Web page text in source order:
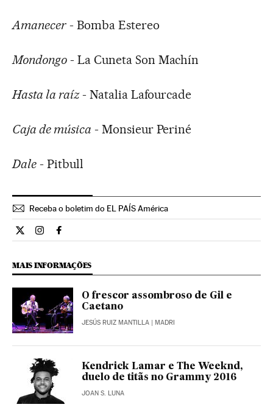
Amanecer- Bomba Estereo
Mondongo- La Cuneta Son Machín
Hasta la raíz- Natalia Lafourcade
Caja de música - Monsieur Periné
Dale- Pitbull
Receba o boletim do EL PAÍS América
Cultura El País Brasil en Twitter
Cultura El País Brasil en Instagram
Cultura El País Brasil en Facebook
MAIS INFORMAÇÕES
O frescor assombroso de Gil e
Caetano
JESÚS RUIZ MANTILLA | MADRI
Kendrick Lamar e The Weeknd,
duelo de titãs no Grammy 2016
JOAN S. LUNA